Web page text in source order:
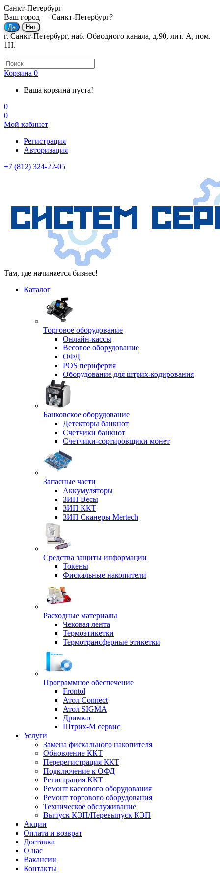
Санкт-Петербург
Ваш город — Санкт-Петербург?
г. Санкт-Петербург, наб. Обводного канала, д.90, лит. А, пом.
1Н.
Корзина 0
Ваша корзина пуста!
0
0
Мой кабинет
Регистрация
Авторизация
+7 (812) 324-22-05
Там, где начинается бизнес!
Каталог
Торговое оборудование
Онлайн-кассы
Весовое оборудование
ОФД
POS периферия
Оборудование для штрих-кодирования
Банковское оборудование
Детекторы банкнот
Счетчики банкнот
Счетчики-сортировщики монет
Запасные части
Аккумуляторы
ЗИП Весы
ЗИП ККТ
ЗИП Сканеры Mertech
Средства защиты информации
Токены
Фискальные накопители
Расходные материалы
Чековая лента
Термоэтикетки
Термотрансферные этикетки
Программное обеспечение
Frontol
Атол Connect
Атол SIGMA
Дримкас
Штрих-М сервис
Услуги
Замена фискального накопителя
Обновление ККТ
Перерегистрация ККТ
Подключение к ОФД
Регистрация ККТ
Ремонт кассового оборудования
Ремонт торгового оборудования
Техническое обслуживание
Выпуск КЭП/Перевыпуск КЭП
Акции
Оплата и возврат
Доставка
О нас
Вакансии
Контакты